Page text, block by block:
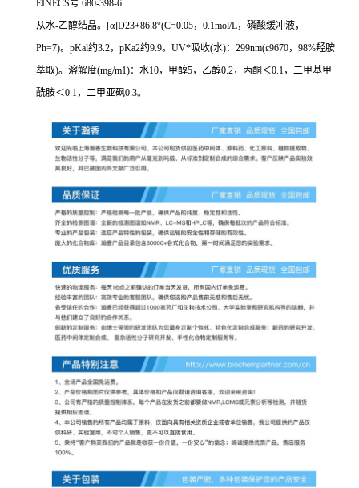
EINECS号:680-398-6
从水-乙醇结晶。[α]D23+86.8°(C=0.05，0.1mol/L，磷酸缓冲液，
Ph=7)。pKal约3.2，pKa2约9.9。UV*吸收(水)：299nm(ε9670，98%羟胺
萃取)。溶解度(mg/m1)：水10，甲醇5，乙醇0.2，丙酮＜0.1，二甲基甲
酰胺＜0.1，二甲亚砜0.3。